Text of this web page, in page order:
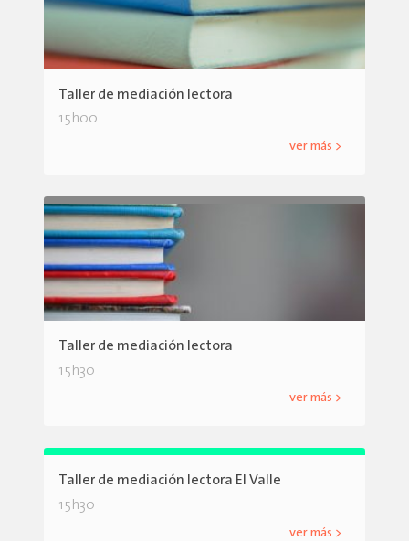
Taller de mediación lectora
15h00
ver más >
Taller de mediación lectora
15h30
ver más >
Taller de mediación lectora El Valle
15h30
ver más >